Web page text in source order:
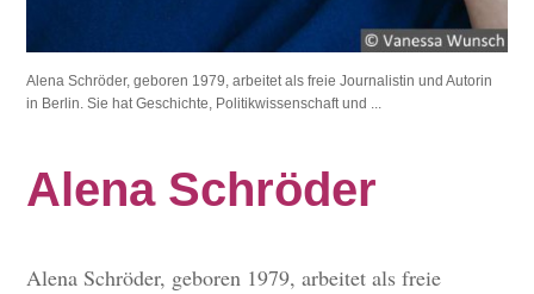
Alena Schröder, geboren 1979, arbeitet als freie Journalistin und Autorin
in Berlin. Sie hat Geschichte, Politikwissenschaft und ...
Alena Schröder
Alena Schröder, geboren 1979, arbeitet als freie